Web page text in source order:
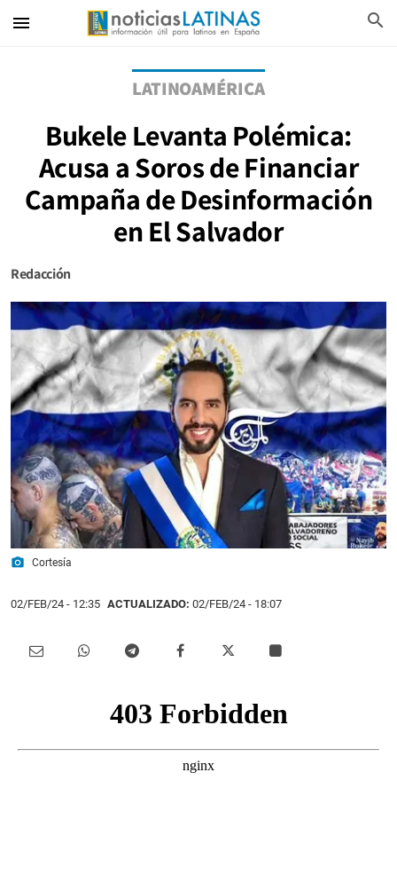
menu search
LATINOAMÉRICA
Bukele Levanta Polémica:
Acusa a Soros de Financiar
Campaña de Desinformación
en El Salvador
Redacción
photo_camera Cortesía
02/FEB/24 - 12:35 ACTUALIZADO: 02/FEB/24 - 18:07